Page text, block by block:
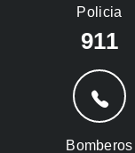
Policia
911
Bomberos